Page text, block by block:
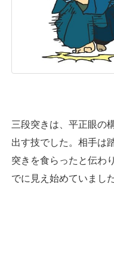
三段突きは、平正眼の
出す技でした。相手は
突きを食らったと伝わ
でに見え始めていました